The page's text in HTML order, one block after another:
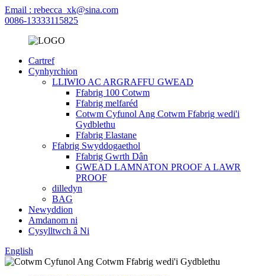
Email : rebecca_xk@sina.com
0086-13333115825
Cartref
Cynhyrchion
LLIWIO AC ARGRAFFU GWEAD
Ffabrig 100 Cotwm
Ffabrig melfaréd
Cotwm Cyfunol Ang Cotwm Ffabrig wedi'i
Gydblethu
Ffabrig Elastane
Ffabrig Swyddogaethol
Ffabrig Gwrth Dân
GWEAD LAMNATON PROOF A LAWR
PROOF
dilledyn
BAG
Newyddion
Amdanom ni
Cysylltwch â Ni
English